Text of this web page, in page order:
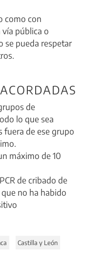
como con
pública o
se pueda respetar
de
lo que sea
fuera de ese grupo
máximo de 10
de cribado de
no ha habido
Castilla y León